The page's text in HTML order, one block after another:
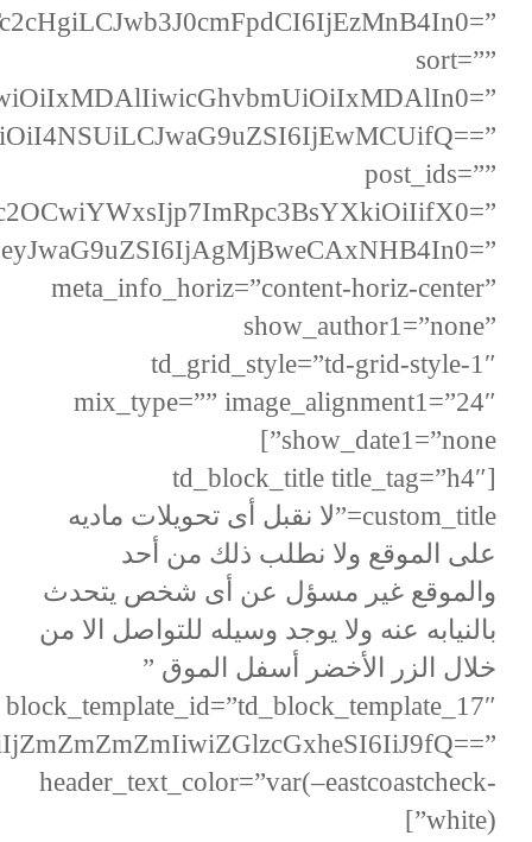
sort=””
post_ids=””
meta_info_horiz=”content-horiz-center”
show_author1=”none”
td_grid_style=”td-grid-style-1″
mix_type=”” image_alignment1=”24″
show_date1=”none”]
[td_block_title title_tag=”h4″
custom_title=”لا نقبل أى تحويلات ماديه
على الموقع ولا نطلب ذلك من أحد
والموقع غير مسؤل عن أى شخص يتحدث
بالنيابه عنه ولا يوجد وسيله للتواصل الا من
خلال الزر الأخضر أسفل الموق ”
block_template_id=”td_block_template_17″
header_text_color=”var(–eastcoastcheck-
white)”]